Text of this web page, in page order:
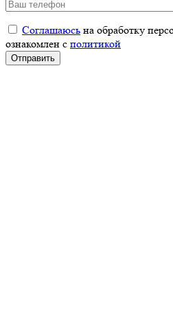
Соглашаюсь на обработку
ознакомлен с политикой